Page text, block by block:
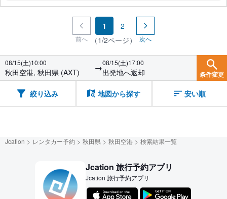
前へ
1
2
（1/2ページ）
次へ
08/15(土)10:00
秋田空港, 秋田県 (AXT) →08/15(土)17:00
出発地へ返却 条件変更
絞り込み 地図から探す 安い順
Jcation レンタカー予約 秋田県 秋田空港 検索結果一覧
Jcation 旅行予約アプリ
Jcation 旅行予約アプリ